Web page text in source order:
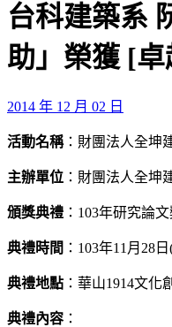
台科建築系
助」榮獲 [
2014 年 12 月 02 日
活動名稱：財團法人全坤
主辦單位 ：財團法人全坤
頒獎典禮 ：103年研究論
典禮時間 ：103年11月28
典禮地點 ：華山1914文化
典禮內容 ：